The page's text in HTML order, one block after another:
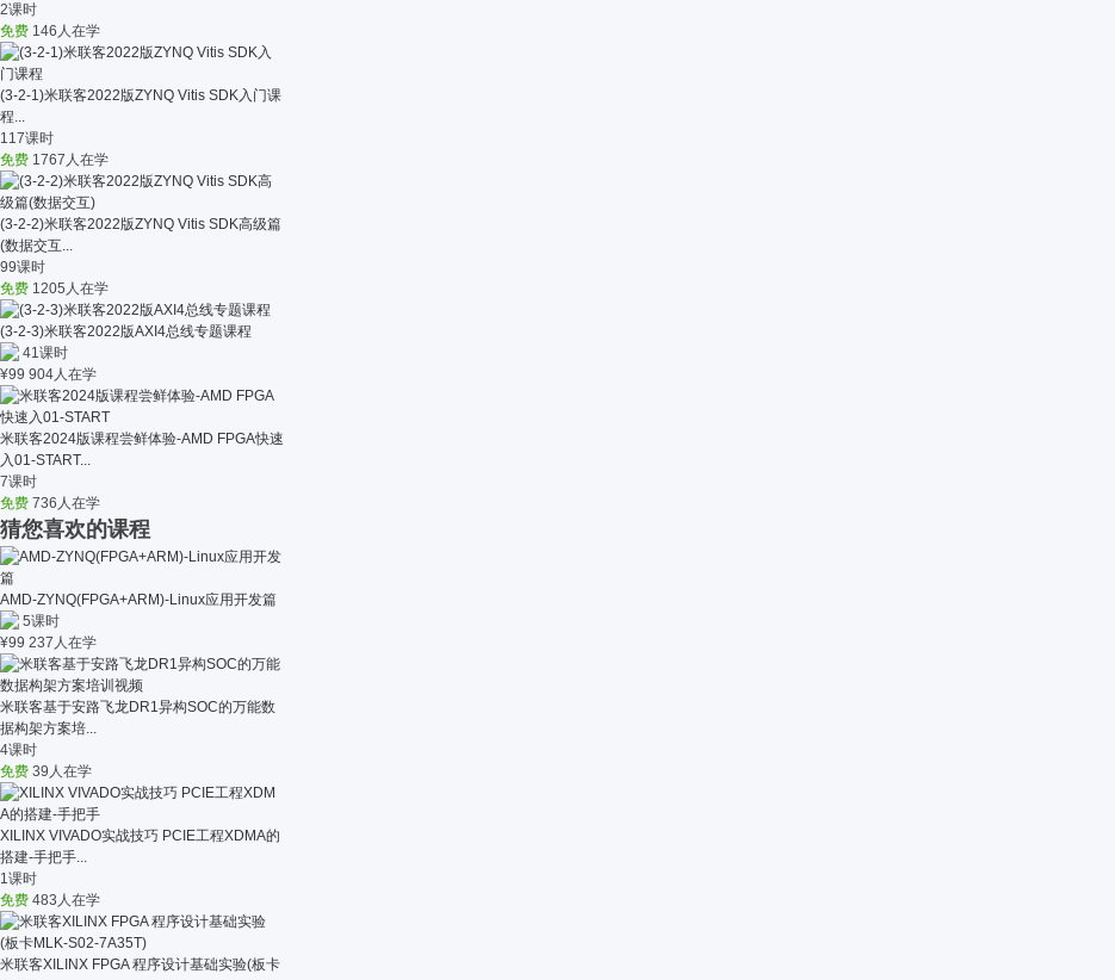
2课时
免费 146人在学
(3-2-1)米联客2022版ZYNQ Vitis SDK入门课
程...
117课时
免费 1767人在学
(3-2-2)米联客2022版ZYNQ Vitis SDK高级篇
(数据交互...
99课时
免费 1205人在学
(3-2-3)米联客2022版AXI4总线专题课程
41课时
¥99 904人在学
米联客2024版课程尝鲜体验-AMD FPGA快速
入01-START...
7课时
免费 736人在学
猜您喜欢的课程
AMD-ZYNQ(FPGA+ARM)-Linux应用开发篇
5课时
¥99 237人在学
米联客基于安路飞龙DR1异构SOC的万能数
据构架方案培...
4课时
免费 39人在学
XILINX VIVADO实战技巧 PCIE工程XDMA的
搭建-手把手...
1课时
免费 483人在学
米联客XILINX FPGA 程序设计基础实验(板卡